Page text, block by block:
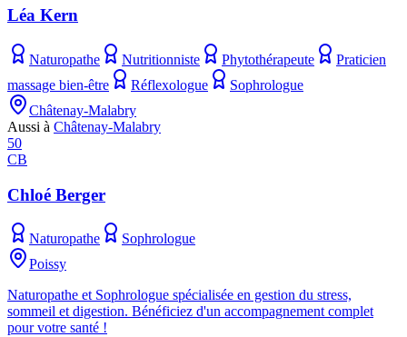
Léa Kern
Naturopathe Nutritionniste Phytothérapeute
Praticien
massage bien-être
Réflexologue
Sophrologue
Châtenay-Malabry
Aussi à Châtenay-Malabry
50
CB
Chloé Berger
Naturopathe
Sophrologue
Poissy
Naturopathe et Sophrologue spécialisée en gestion du stress,
sommeil et digestion. Bénéficiez d'un accompagnement complet
pour votre santé !